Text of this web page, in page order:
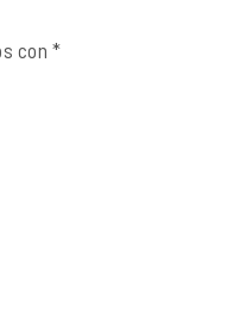
con *